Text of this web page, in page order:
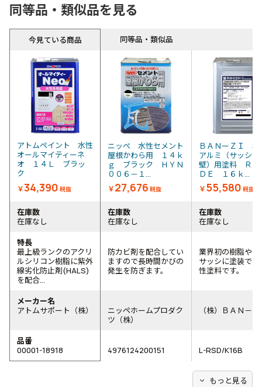
同等品・類似品を見る
今見ている商品 同等品・類似品
アトムペイント 水性
オールマイティーネ
オ １４Ｌ ブラッ
ク
￥34,390 税抜
ニッぺ 水性セメント
屋根かわら用 １４ｋ
ｇ ブラック ＨＹＮ
００６－１...
￥27,676 税抜
ＢＡＮーＺＩ 樹
アルミ（サッシ・
壁）用塗料 ＲＥ
ＤＥ １６ｋ...
￥55,580 税抜
在庫数
在庫なし
在庫数
在庫なし
在庫数
在庫なし
特長
最上級ランクのアクリ
ルシリコン樹脂に紫外
線劣化防止剤(HALS)
を配合...
防カビ剤を配合してい
ますので長時間かびの
発生を防ぎます。
業界初の樹脂やア
サッシに塗装でき
性塗料です。
メーカー名
アトムサポート（株）
ニッペホームプロダク
ツ（株）
（株）ＢＡＮ－Ｚ
品番
00001-18918
4976124200151 L-RSD/K16B
expand_more もっと見る